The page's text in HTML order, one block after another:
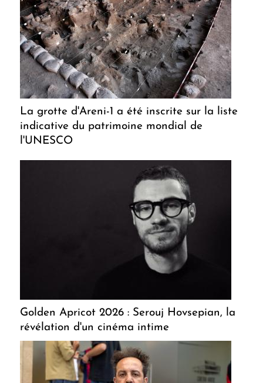
La grotte d'Areni-1 a été inscrite sur la liste
indicative du patrimoine mondial de
l'UNESCO
Golden Apricot 2026 : Serouj Hovsepian, la
révélation d'un cinéma intime